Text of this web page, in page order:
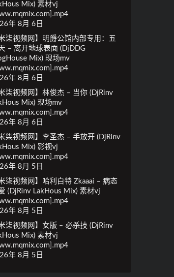
Mix) 素材vj
年 8月 6日
米柒视频网】明爵公馆内部专用：五
– 离开地球表面 (DjDDG
Mix) 现场mv
年 8月 6日
米柒视频网】林俊杰 – 当你 (DjRinv
Mix) 现场mv
年 8月 6日
米柒视频网】李圣杰 – 手放开 (DjRinv
Mix) 影视vj
年 8月 5日
米柒视频网】哈利白特 Zkaaai – 病态
(DjRinv LakHous Mix) 素材vj
年 8月 5日
米柒视频网】女版 – 必杀技 (DjRinv
Mix) 素材vj
年 8月 5日